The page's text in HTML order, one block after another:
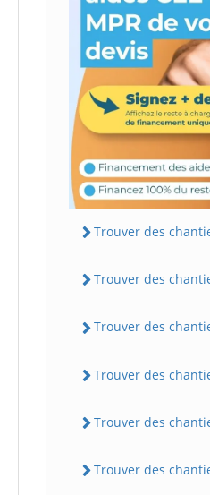
Trouver des
Trouver des
Trouver des
Trouver des
Trouver des
Trouver des